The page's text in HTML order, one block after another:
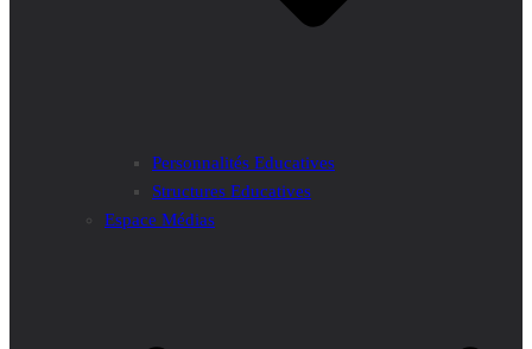
Personnalités Educatives
Structures Educatives
Espace Médias